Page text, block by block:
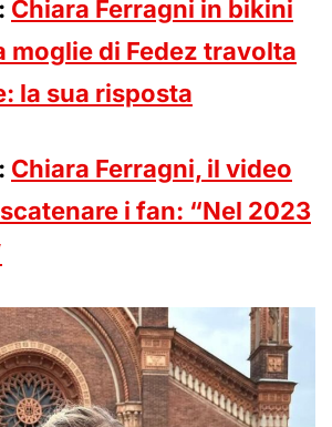
Chiara Ferragni in bikini
moglie di Fedez travolta
la sua risposta
Chiara Ferragni, il video
i fan: “Nel 2023